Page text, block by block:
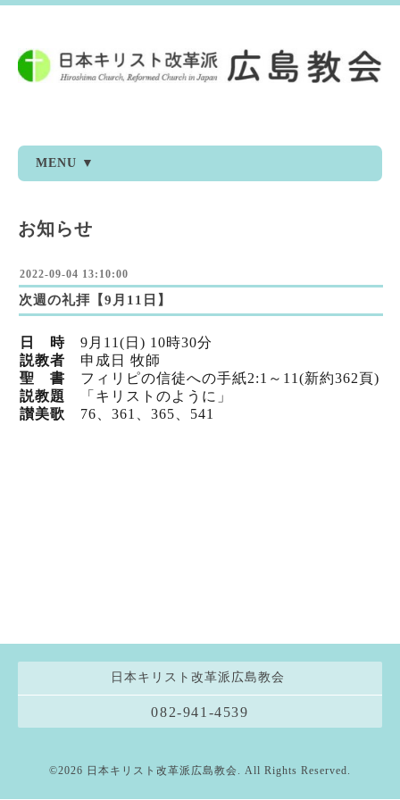
MENU ▼
お知らせ
2022-09-04 13:10:00
次週の礼拝【9月11日】
日 時 9 月11 (日) 10時30分
説教者 申成日 牧師
聖 書 フィリピの信徒への手紙2:1～11(新約362頁)
説教題
「キリストのように」
讃美歌 76、361、365、541
日本キリスト改革派広島教会
082-941-4539
©2026 日本キリスト改革派広島教会. All Rights Reserved.